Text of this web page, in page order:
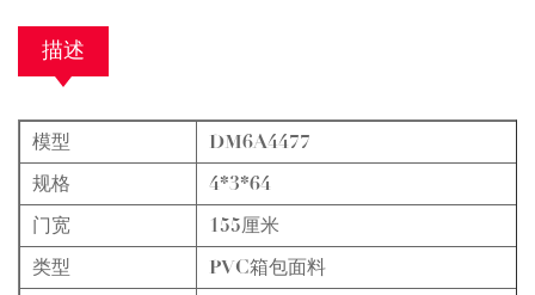
描述
模型
DM6A4477
规格
4*3*64
门宽
155厘米
类型
PVC箱包面料